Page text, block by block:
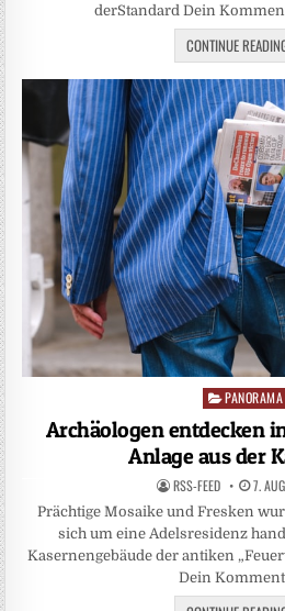
derStandard Dein
CONTINUE
Posted
in
PANORAMA
Archäologen entdecken
Anlage aus der
RSS-FEED 7.
Prächtige Mosaike und Fresken
sich um eine Adelsresidenz
Kasernengebäude der antiken
Dein